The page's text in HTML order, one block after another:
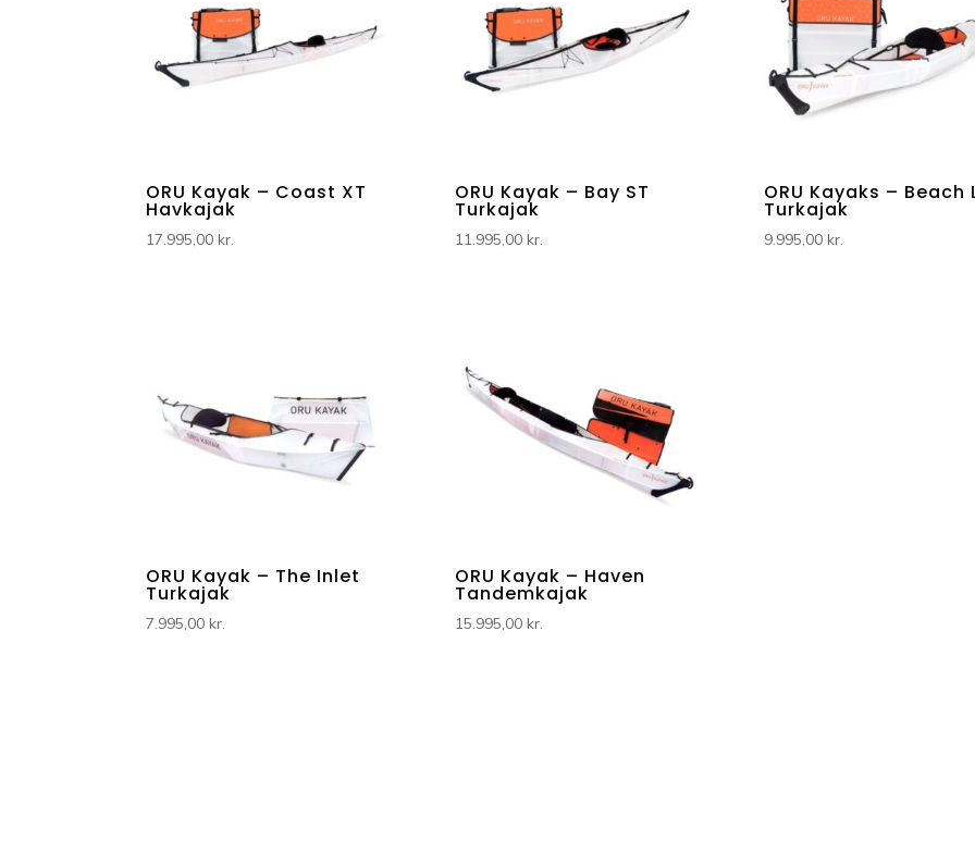
ORU Kayak – Coast XT
Havkajak
17.995,00kr.
ORU Kayak – Bay ST
Turkajak
11.995,00 kr.
ORU Kayaks – Beach
Turkajak
9.995,00 kr.
ORU Kayak – The Inlet
Turkajak
7.995,00kr.
ORU Kayak – Haven
Tandemkajak
15.995,00 kr.